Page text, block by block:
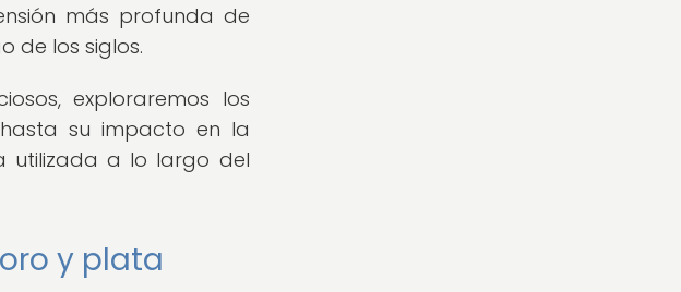
más profunda de
de los siglos.
exploraremos los
su impacto en la
utilizada a lo largo del
y plata